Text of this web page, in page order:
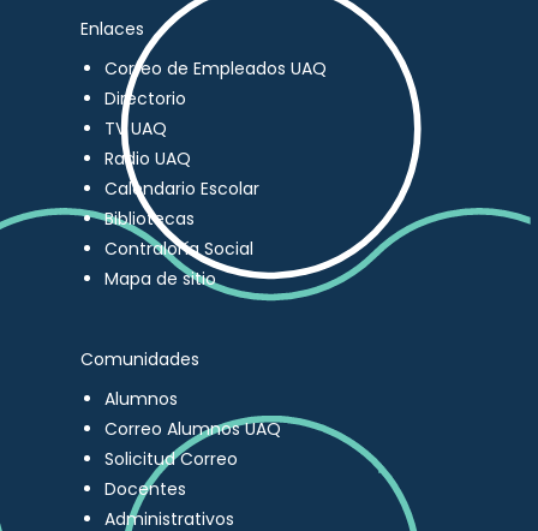
Enlaces
Correo de Empleados UAQ
Directorio
TV UAQ
Radio UAQ
Calendario Escolar
Bibliotecas
Contraloría Social
Mapa de sitio
Comunidades
Alumnos
Correo Alumnos UAQ
Solicitud Correo
Docentes
Administrativos